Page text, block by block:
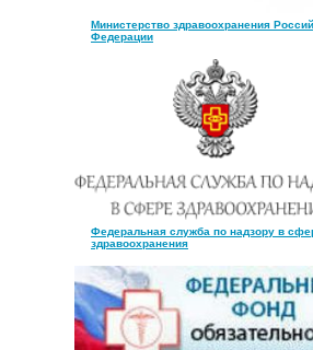
Министерство здравоохранения
Федерации
Федеральная служба по надзору в
здравоохранения